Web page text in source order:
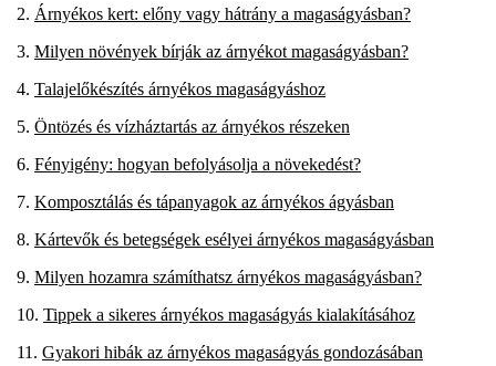
Árnyékos kert: előny vagy hátrány a magaságyásban?
Milyen növények bírják az árnyékot magaságyásban?
Talajelőkészítés árnyékos magaságyáshoz
Öntözés és vízháztartás az árnyékos részeken
Fényigény: hogyan befolyásolja a növekedést?
Komposztálás és tápanyagok az árnyékos ágyásban
Kártevők és betegségek esélyei árnyékos magaságyásban
Milyen hozamra számíthatsz árnyékos magaságyásban?
Tippek a sikeres árnyékos magaságyás kialakításához
Gyakori hibák az árnyékos magaságyás gondozásában